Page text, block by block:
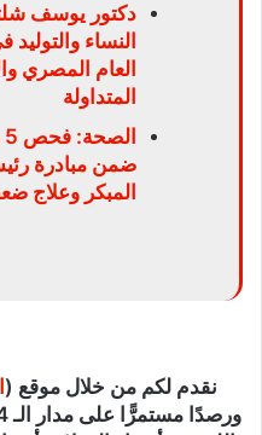
دكتور يوسف
النساء
العام المصري
المتداولة
ضمن مبادرة
المبكر وعلاج
نقدم لكم من خلال موقع (